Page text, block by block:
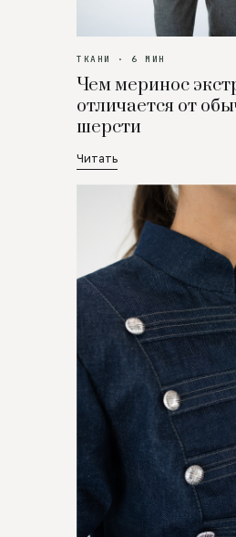
ТКАНИ · 6 МИН
Чем меринос
отличается от
шерсти
Читать